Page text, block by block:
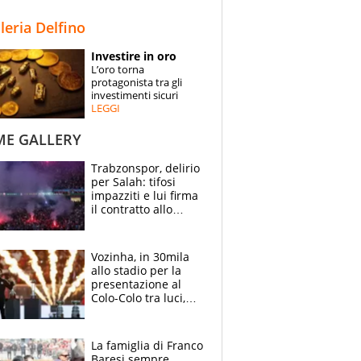
ESPERTI
CONTATTI
Delfino
Investire in oro
L’oro torna
protagonista tra gli
investimenti sicuri
LEGGI
GALLERY
Trabzonspor, delirio
per Salah: tifosi
impazziti e lui firma
il contratto allo
Vozinha, in 30mila
allo stadio per la
presentazione al
Colo-Colo tra luci,
La famiglia di Franco